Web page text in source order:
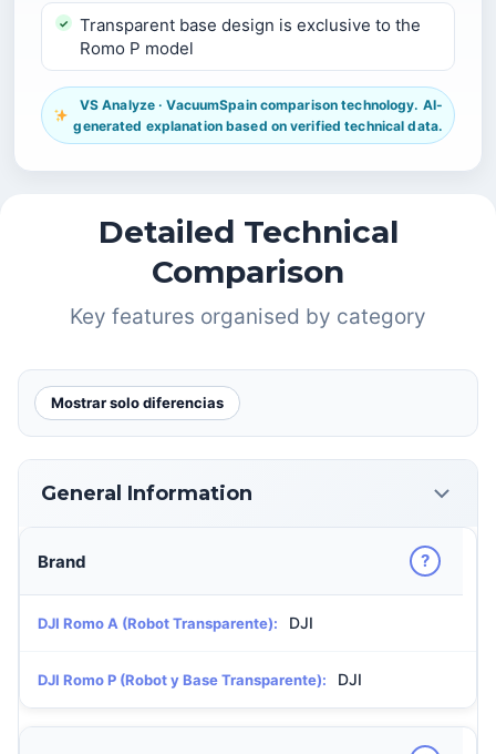
Transparent base design is exclusive to the
Romo P model
VS Analyze · VacuumSpain comparison technology. AI-
generated explanation based on verified technical data.
Detailed Technical
Comparison
Key features organised by category
Mostrar solo diferencias
General Information
Brand ?
DJI Romo A (Robot Transparente): DJI
DJI Romo P (Robot y Base Transparente): DJI